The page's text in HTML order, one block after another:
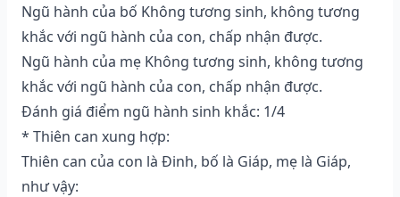
Ngũ hành của bố Không tương sinh, không tương
khắc với ngũ hành của con, chấp nhận được.
Ngũ hành của mẹ Không tương sinh, không tương
khắc với ngũ hành của con, chấp nhận được.
Đánh giá điểm ngũ hành sinh khắc: 1/4
* Thiên can xung hợp:
Thiên can của con là Đinh, bố là Giáp, mẹ là Giáp,
như vậy: